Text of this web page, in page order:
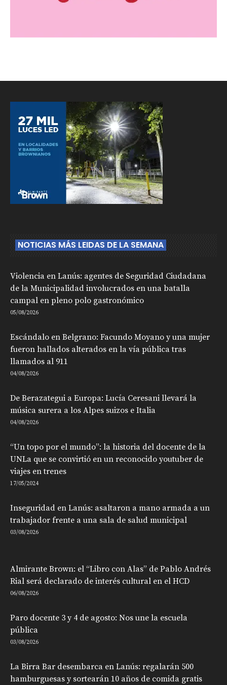
NOTICIAS MÁS LEIDAS DE LA SEMANA
Violencia en Lanús: agentes de Seguridad Ciudadana
de la Municipalidad involucrados en una batalla
campal en pleno polo gastronómico
05/08/2026
Escándalo en Belgrano: Facundo Moyano y una mujer
fueron hallados alterados en la vía pública tras
llamados al 911
04/08/2026
De Berazategui a Europa: Lucía Ceresani llevará la
música surera a los Alpes suizos e Italia
04/08/2026
“Un topo por el mundo”: la historia del docente de la
UNLa que se convirtió en un reconocido youtuber de
viajes en trenes
17/05/2024
Inseguridad en Lanús: asaltaron a mano armada a un
trabajador frente a una sala de salud municipal
03/08/2026
Almirante Brown: el “Libro con Alas” de Pablo Andrés
Rial será declarado de interés cultural en el HCD
06/08/2026
Paro docente 3 y 4 de agosto: Nos une la escuela
pública
03/08/2026
La Birra Bar desembarca en Lanús: regalarán 500
hamburguesas y sortearán 10 años de comida gratis